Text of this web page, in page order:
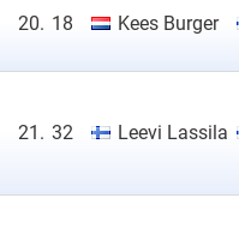
20. 18 Kees Burger
21. 32 Leevi Lassila